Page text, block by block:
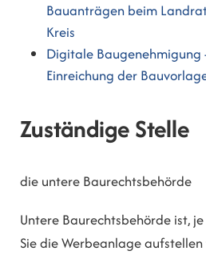
Bauanträgen beim
Kreis
Digitale Baugenehmigung
Einreichung der
Zuständige Stelle
die untere Baurechtsbehörde
Untere Baurechtsbehörde ist,
Sie die Werbeanlage